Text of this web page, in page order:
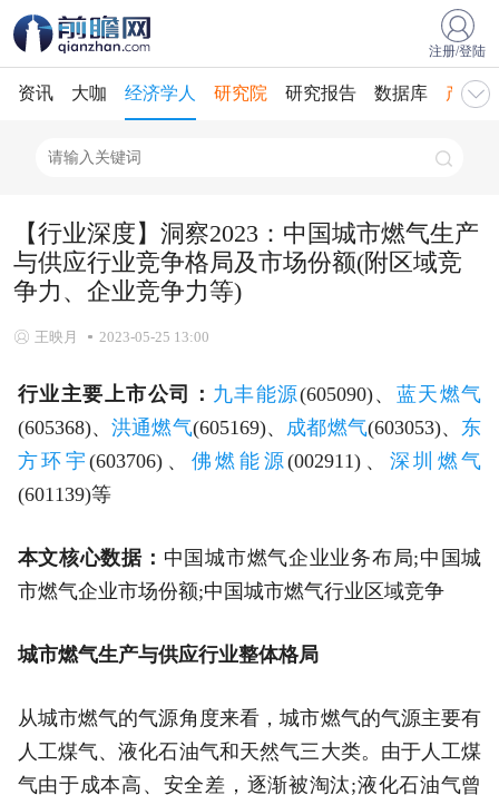
注册/登陆
资讯 大咖 经济学人 研究院 研究报告 数据库 产业
【行业深度】洞察2023：中国城市燃气生产
与供应行业竞争格局及市场份额(附区域竞
争力、企业竞争力等)
王映月 2023-05-25 13:00
行业主要上市公司： 九丰能源(605090)、 蓝天燃气
(605368)、 洪通燃气(605169)、 成都燃气(603053)、 东
方环宇(603706)、 佛燃能源(002911)、 深圳燃气
(601139)等
本文核心数据： 中国城市燃气企业业务布局;中国城
市燃气企业市场份额;中国城市燃气行业区域竞争
城市燃气生产与供应行业整体格局
从城市燃气的气源角度来看，城市燃气的气源主要有
人工煤气、液化石油气和天然气三大类。由于人工煤
气由于成本高、安全差，逐渐被淘汰;液化石油气曾